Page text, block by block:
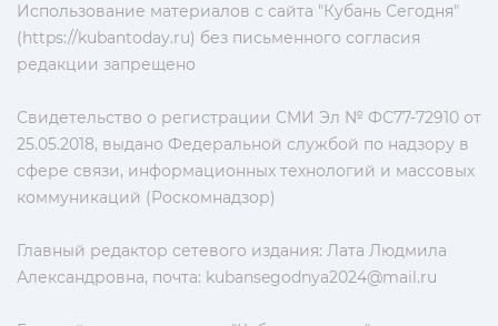
Использование материалов с сайта "Кубань Сегодня"
(https://kubantoday.ru) без письменного согласия
редакции запрещено
Свидетельство о регистрации СМИ Эл № ФС77-72910 от
25.05.2018, выдано Федеральной службой по надзору в
сфере связи, информационных технологий и массовых
коммуникаций (Роскомнадзор)
Главный редактор сетевого издания: Лата Людмила
Александровна, почта: kubansegodnya2024@mail.ru